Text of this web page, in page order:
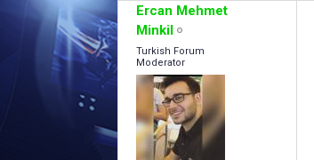
Ercan Mehmet
Minkil
Turkish Forum
Moderator